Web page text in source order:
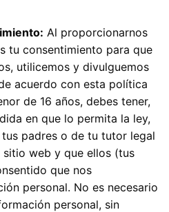
Al proporcionarnos
tu consentimiento para que
utilicemos y divulguemos
acuerdo con esta política
de 16 años, debes tener,
en que lo permita la ley,
padres o de tu tutor legal
web y que ellos (tus
que nos
personal. No es necesario
personal, sin